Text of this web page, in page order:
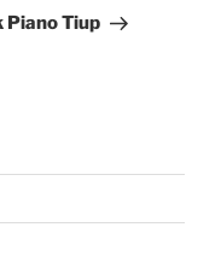
Piano Tiup